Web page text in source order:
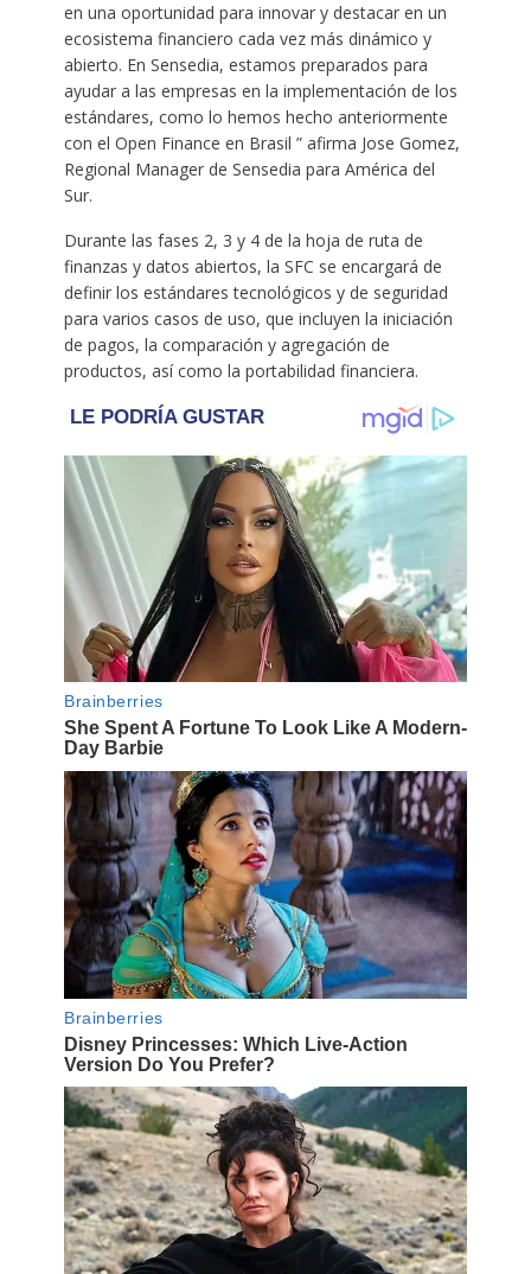
en una oportunidad para innovar y destacar en un
ecosistema financiero cada vez más dinámico y
abierto. En Sensedia, estamos preparados para
ayudar a las empresas en la implementación de los
estándares, como lo hemos hecho anteriormente
con el Open Finance en Brasil ” afirma Jose Gomez,
Regional Manager de Sensedia para América del
Sur.
Durante las fases 2, 3 y 4 de la hoja de ruta de
finanzas y datos abiertos, la SFC se encargará de
definir los estándares tecnológicos y de seguridad
para varios casos de uso, que incluyen la iniciación
de pagos, la comparación y agregación de
productos, así como la portabilidad financiera.